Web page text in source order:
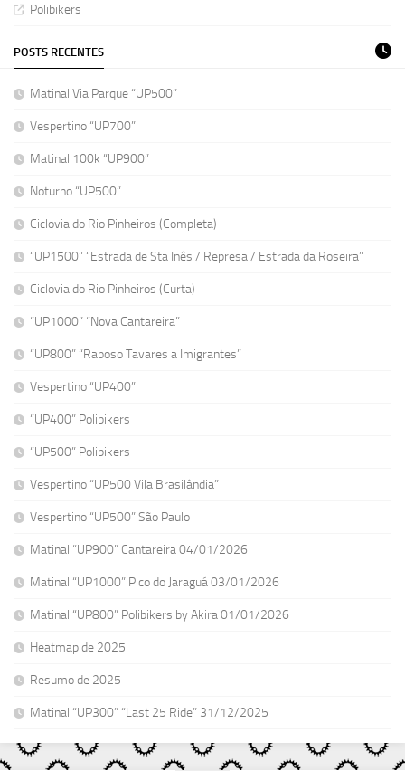
Polibikers
POSTS RECENTES
Matinal Via Parque “UP500”
Vespertino “UP700”
Matinal 100k “UP900”
Noturno “UP500”
Ciclovia do Rio Pinheiros (Completa)
“UP1500” “Estrada de Sta Inês / Represa / Estrada da Roseira”
Ciclovia do Rio Pinheiros (Curta)
“UP1000” “Nova Cantareira”
“UP800” “Raposo Tavares a Imigrantes”
Vespertino “UP400”
“UP400” Polibikers
“UP500” Polibikers
Vespertino “UP500 Vila Brasilândia”
Vespertino “UP500” São Paulo
Matinal “UP900” Cantareira 04/01/2026
Matinal “UP1000” Pico do Jaraguá 03/01/2026
Matinal “UP800” Polibikers by Akira 01/01/2026
Heatmap de 2025
Resumo de 2025
Matinal “UP300” “Last 25 Ride” 31/12/2025